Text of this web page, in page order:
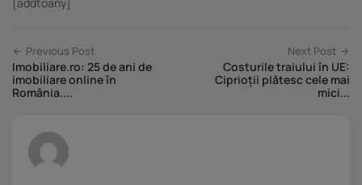
Previous Post
Imobiliare.ro: 25 de ani de
imobiliare online în
România....
Next Post
Costurile traiului în UE:
Ciprioții plătesc cele mai
mici...